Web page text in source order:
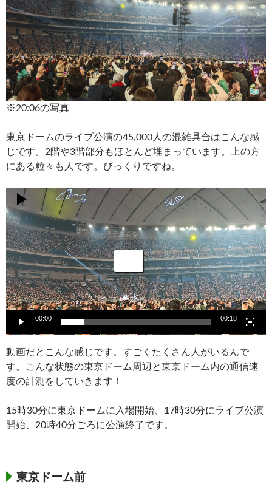
※20:06の写真
東京ドームのライブ公演の45,000人の混雑具合はこんな感
じです。2階や3階部分もほとんど埋まっています。上の方
にある粒々も人です。びっくりですね。
画
プ
レ
ー
ヤ
ー
00:00 00:18
動画だとこんな感じです。すごくたくさん人がいるんで
す。こんな状態の東京ドーム周辺と東京ドーム内の通信速
度の計測をしていきます！
15時30分に東京ドームに入場開始、17時30分にライブ公演
開始、20時40分ごろに公演終了です。
東京ドーム前